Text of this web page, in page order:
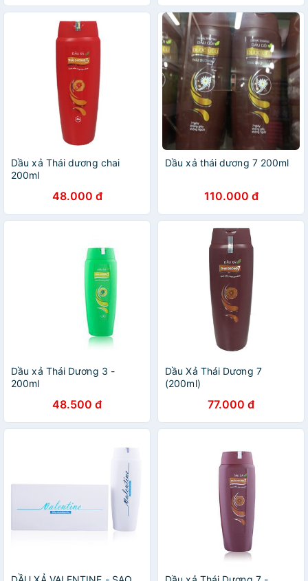
Dầu xả Thái dương chai
200ml
48.000 đ
Dầu xả thái dương 7 200ml
110.000 đ
Dầu xả Thái Dương 3 -
200ml
48.500 đ
Dầu Xả Thái Dương 7
(200ml)
77.000 đ